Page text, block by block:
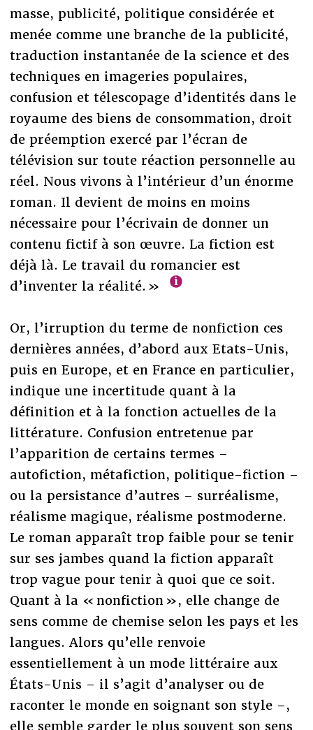
masse, publicité, politique considérée et
menée comme une branche de la publicité,
traduction instantanée de la science et des
techniques en imageries populaires,
confusion et télescopage d’identités dans le
royaume des biens de consommation, droit
de préemption exercé par l’écran de
télévision sur toute réaction personnelle au
réel. Nous vivons à l’intérieur d’un énorme
roman. Il devient de moins en moins
nécessaire pour l’écrivain de donner un
contenu fictif à son œuvre. La fiction est
déjà là. Le travail du romancier est
d’inventer la réalité. »
Or, l’irruption du terme de nonfiction ces
dernières années, d’abord aux Etats-Unis,
puis en Europe, et en France en particulier,
indique une incertitude quant à la
définition et à la fonction actuelles de la
littérature. Confusion entretenue par
l’apparition de certains termes –
autofiction, métafiction, politique-fiction –
ou la persistance d’autres – surréalisme,
réalisme magique, réalisme postmoderne.
Le roman apparaît trop faible pour se tenir
sur ses jambes quand la fiction apparaît
trop vague pour tenir à quoi que ce soit.
Quant à la « nonfiction », elle change de
sens comme de chemise selon les pays et les
langues. Alors qu’elle renvoie
essentiellement à un mode littéraire aux
États-Unis – il s’agit d’analyser ou de
raconter le monde en soignant son style –,
elle semble garder le plus souvent son sens